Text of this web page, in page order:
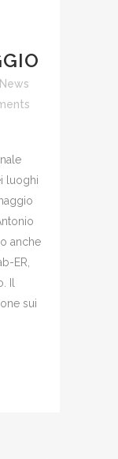
News
luoghi
anche
ER,
Il
sui